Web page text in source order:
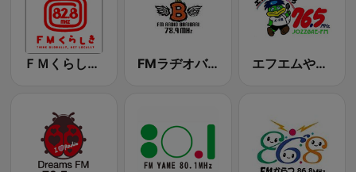
ＦＭくらしき (FM Kurashiki) FMラヂオバリバリ エフエムやつしろ (かっぱFM, Kappa FM)